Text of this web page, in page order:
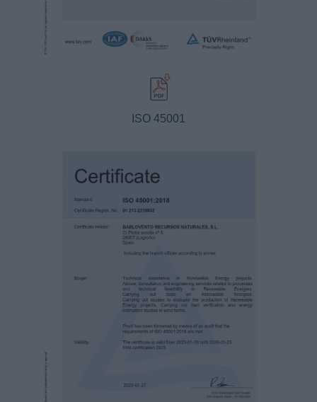
ISO 45001